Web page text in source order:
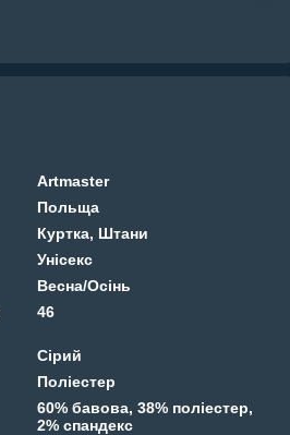
Artmaster
Польща
Куртка, Штани
Унісекс
Весна/Осінь
46
Сірий
Поліестер
60% бавова, 38% поліестер,
2% спандекс